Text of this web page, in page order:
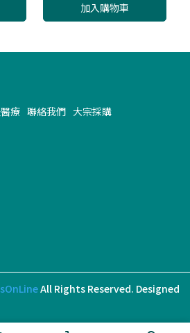
加入購物車
療 聯絡我們 大宗採購
All Rights Reserved. Designed